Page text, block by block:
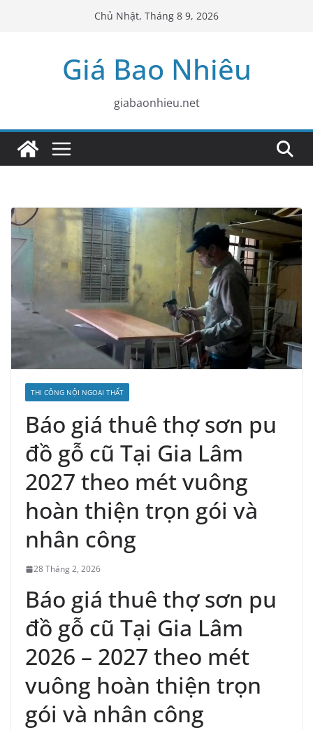
Chủ Nhật, Tháng 8 9, 2026
Giá Bao Nhiêu
giabaonhieu.net
THI CÔNG NỘI NGOẠI THẤT
Báo giá thuê thợ sơn pu
đồ gỗ cũ Tại Gia Lâm
2027 theo mét vuông
hoàn thiện trọn gói và
nhân công
28 Tháng 2, 2026
Báo giá thuê thợ sơn pu
đồ gỗ cũ Tại Gia Lâm
2026 – 2027 theo mét
vuông hoàn thiện trọn
gói và nhân công